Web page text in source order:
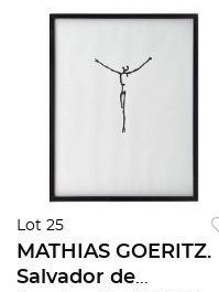
Lot 25
MATHIAS GOERITZ.
Salvador de